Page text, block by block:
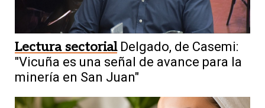
Lectura sectorial Delgado, de Casemi:
"Vicuña es una señal de avance para la
minería en San Juan"